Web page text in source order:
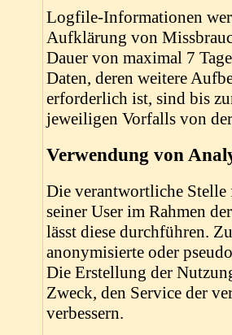
Logfile-Informationen
Aufklärung von
Dauer von maximal 7
Daten, deren weitere
erforderlich ist, sind bis
jeweiligen Vorfalls von
Verwendung von
Die verantwortliche Stelle
seiner User im Rahmen
lässt diese durchführen.
anonymisierte oder
Die Erstellung der
Zweck, den Service der
verbessern.